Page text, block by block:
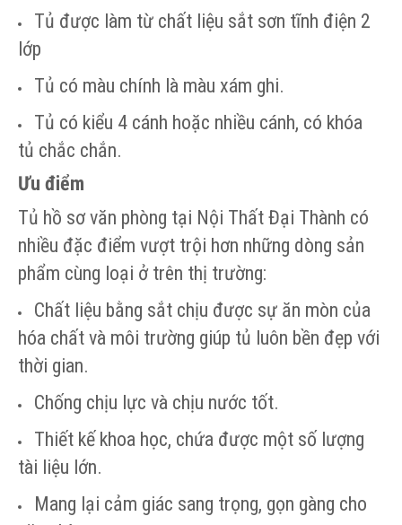
Tủ được làm từ chất liệu sắt sơn tĩnh điện 2
lớp
Tủ có màu chính là màu xám ghi.
Tủ có kiểu 4 cánh hoặc nhiều cánh, có khóa
tủ chắc chắn.
Ưu điểm
Tủ hồ sơ văn phòng tại Nội Thất Đại Thành có
nhiều đặc điểm vượt trội hơn những dòng sản
phẩm cùng loại ở trên thị trường:
Chất liệu bằng sắt chịu được sự ăn mòn của
hóa chất và môi trường giúp tủ luôn bền đẹp với
thời gian.
Chống chịu lực và chịu nước tốt.
Thiết kế khoa học, chứa được một số lượng
tài liệu lớn.
Mang lại cảm giác sang trọng, gọn gàng cho